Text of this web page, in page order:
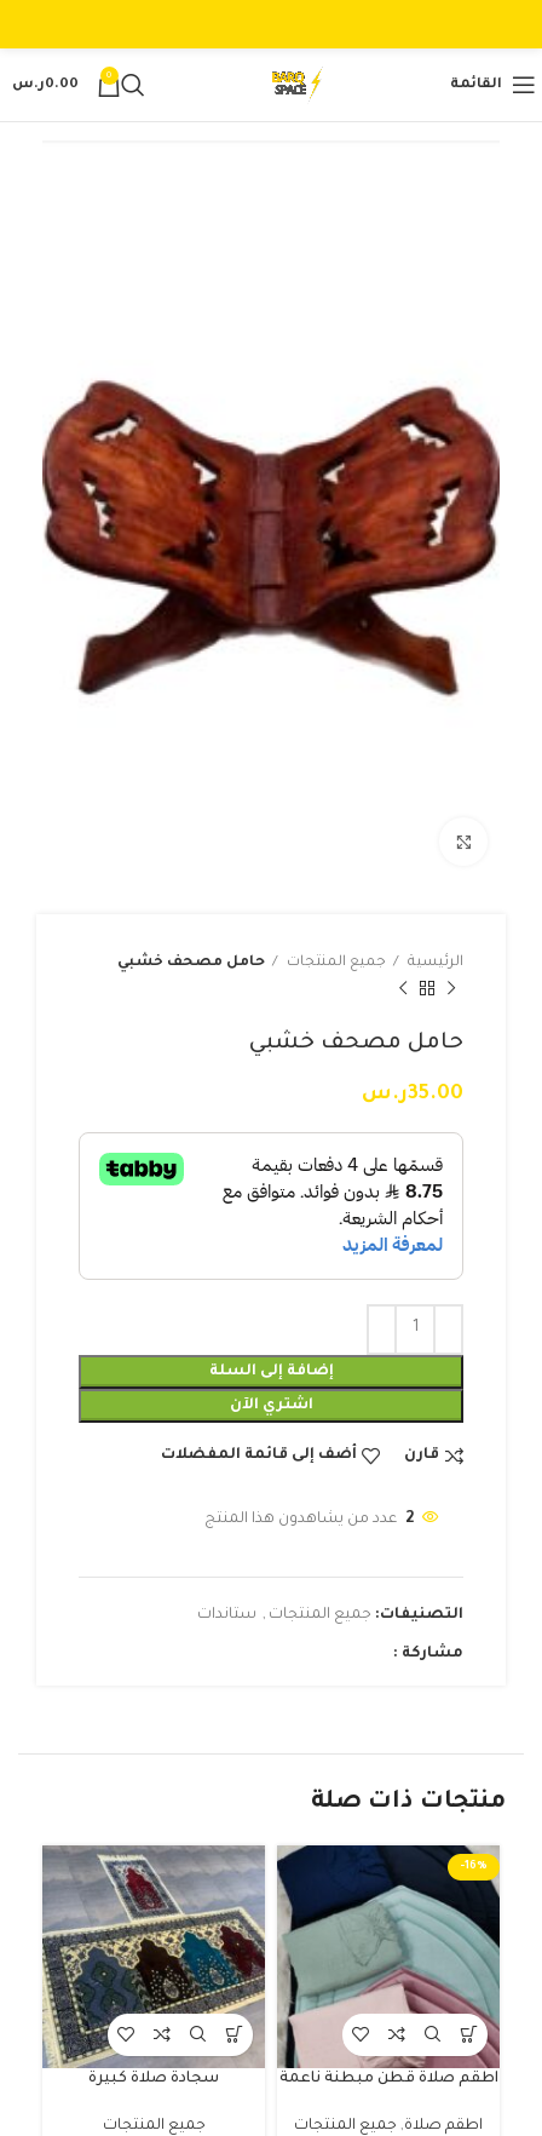
القائمة
0
0.00ر.س
الرئيسية جميع المنتجات حامل مصحف خشبي
حامل مصحف خشبي
35.00ر.س
إضافة إلى السلة
اشتري الآن
قارن أضف إلى قائمة المفضلات
2 عدد من يشاهدون هذا المنتج
التصنيفات: جميع المنتجات , ستاندات
مشاركة :
منتجات ذات صلة
-16%
اطقم صلاة قطن مبطنة ناعمة
اطقم صلاة, جميع المنتجات
سجادة صلاة كبيرة
جميع المنتجات